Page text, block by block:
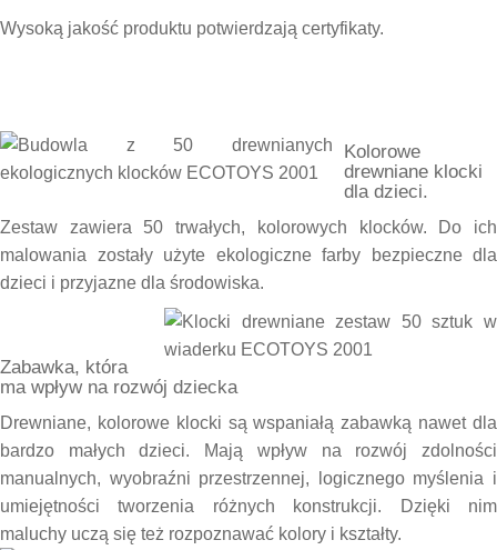
Wysoką jakość produktu potwierdzają certyfikaty.
Kolorowe
drewniane klocki
dla dzieci.
Zestaw zawiera 50 trwałych, kolorowych klocków. Do ich
malowania zostały użyte ekologiczne farby bezpieczne dla
dzieci i przyjazne dla środowiska.
Zabawka, która
ma wpływ na rozwój dziecka
Drewniane, kolorowe klocki są wspaniałą zabawką nawet dla
bardzo małych dzieci. Mają wpływ na rozwój zdolności
manualnych, wyobraźni przestrzennej, logicznego myślenia i
umiejętności tworzenia różnych konstrukcji. Dzięki nim
maluchy uczą się też rozpoznawać kolory i kształty.